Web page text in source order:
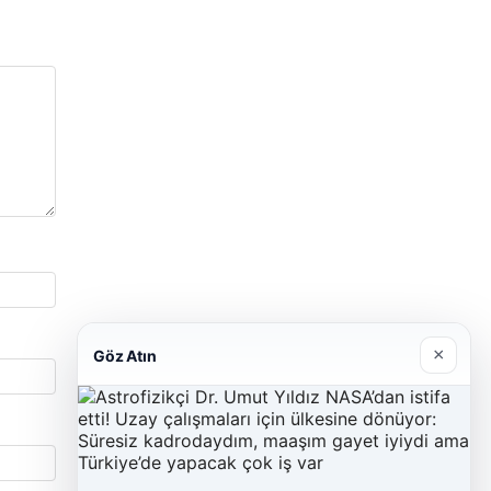
Göz Atın ×